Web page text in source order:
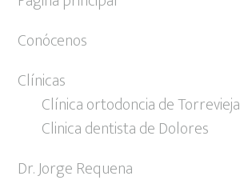
Conócenos
Clínicas
Clínica ortodoncia de Torrevieja
Clinica dentista de Dolores
Dr. Jorge Requena